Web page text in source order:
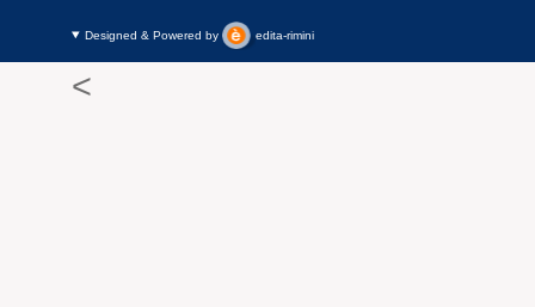
Designed & Powered by edita-rimini
<